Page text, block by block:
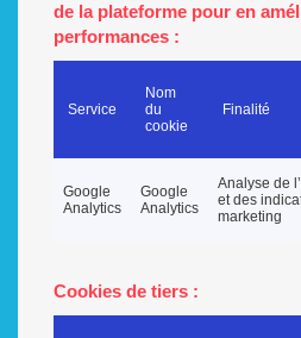
de la plateforme pour en
performances :
Service
Nom
du
cookie
Finalité
Google
Analytics
Google
Analytics
Analyse de
et des
marketing
Cookies de tiers :